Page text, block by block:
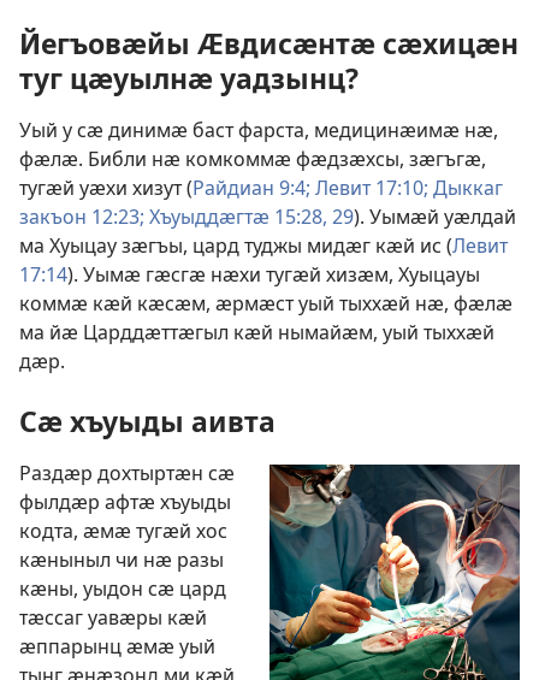
Йегъовӕйы Ӕвдисӕнтӕ сӕхицӕн
туг цӕуылнӕ уадзынц?
Уый у сӕ динимӕ баст фарста, медицинӕимӕ нӕ,
фӕлӕ. Библи нӕ комкоммӕ фӕдзӕхсы, зӕгъгӕ,
тугӕй уӕхи хизут (Райдиан 9:4; Левит 17:10; Дыккаг
закъон 12:23; Хъуыддӕгтӕ 15:28, 29). Уымӕй уӕлдай
ма Хуыцау зӕгъы, цард туджы мидӕг кӕй ис (Левит
17:14). Уымӕ гӕсгӕ нӕхи тугӕй хизӕм, Хуыцауы
коммӕ кӕй кӕсӕм, ӕрмӕст уый тыххӕй нӕ, фӕлӕ
ма йӕ Царддӕттӕгыл кӕй нымайӕм, уый тыххӕй
дӕр.
Сӕ хъуыды аивта
Раздӕр дохтыртӕн сӕ
фылдӕр афтӕ хъуыды
кодта, ӕмӕ тугӕй хос
кӕныныл чи нӕ разы
кӕны, уыдон сӕ цард
тӕссаг уавӕры кӕй
ӕппарынц ӕмӕ уый